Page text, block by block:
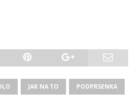
JAK NA TO PODPRSENKA